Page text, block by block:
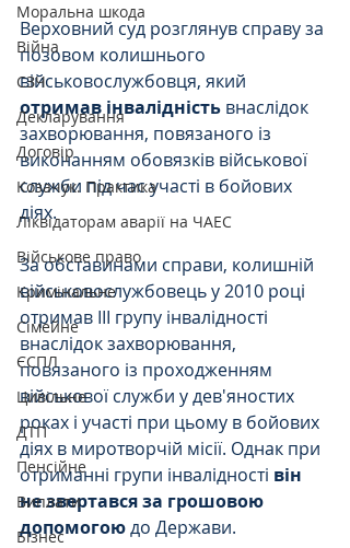
Моральна шкода
Війна
СЗЧ
Декларування
Договір
Козачук. Практика
Ліквідаторам аварії на ЧАЕС
Військове право
Кримінальне
Сімейне
ЄСПЛ
Цивільне
ДТП
Пенсійне
Виплати
Бізнес
Верховний суд розглянув справу за
позовом колишнього
військовослужбовця, який
отримав інвалідність внаслідок
захворювання, повязаного із
виконанням обовязків військової
служби під час участі в бойових
діях.
За обставинами справи, колишній
військовослужбовець у 2010 році
отримав ІІІ групу інвалідності
внаслідок захворювання,
повязаного із проходженням
військової служби у дев'яностих
роках і участі при цьому в бойових
діях в миротворчій місії. Однак при
отриманні групи інвалідності він
не звертався за грошовою
допомогою до Держави.